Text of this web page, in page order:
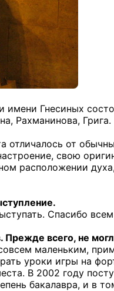
Гнесиных
Рахманинова,
отличалось от
свою
расположении
Спасибо
всего, не
маленьким,
уроки игры на
В 2002 году
бакалавра, и в